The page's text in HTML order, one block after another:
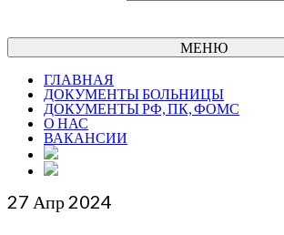
МЕНЮ
ГЛАВНАЯ
ДОКУМЕНТЫ БОЛЬНИЦЫ
ДОКУМЕНТЫ РФ, ПК, ФОМС
О НАС
ВАКАНСИИ
27 Апр 2024